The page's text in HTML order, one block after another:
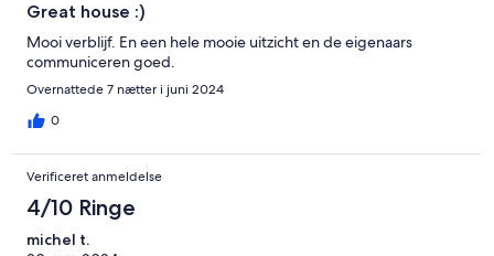
Great house :)
Mooi verblijf. En een hele mooie uitzicht en de eigenaars
communiceren goed.
Overnattede 7 nætter i juni 2024
0
Verificeret anmeldelse
4/10 Ringe
michel t.